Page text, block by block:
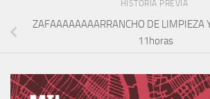
HISTORIA PREVIA
ZAFAAAAAAAARRANCHO DE LIMPIEZA
11horas